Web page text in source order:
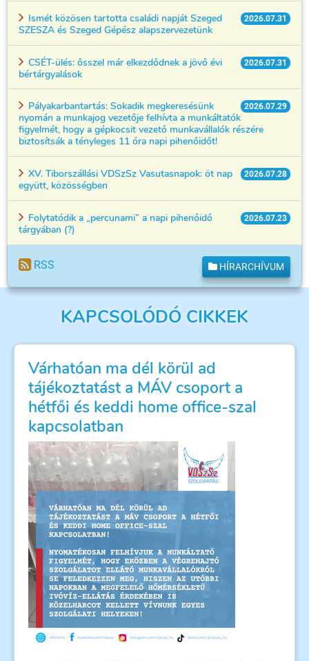
2026.07.31
Ismét közösen tartotta családi napját Szeged
SZESZA és Szeged Gépész alapszervezetünk
2026.07.31
CSÉT-ülés: ősszel már elkezdődnek a jövő évi
bértárgyalások
2026.07.29
Pályakarbantartás: Sokadik megkeresésünk
nyomán a munkajog vezetője felhívta a munkáltatók
figyelmét, hogy a gépkocsit vezető munkavállalók részére
biztosítsák a tényleges 11 óra napi pihenőidőt!
2026.07.28
XV. Tiborszállási VDSzSz Vasutasnapok: öt nap
együtt, közösségben
2026.07.23
Folytatódik a „percunami” a napi pihenőidő
tárgyában (?)
RSS HÍRARCHÍVUM
KAPCSOLÓDÓ CIKKEK
Várhatóan ma dél körül ad
tájékoztatást a MÁV csoport a
hétfői és keddi home office-szal
kapcsolatban